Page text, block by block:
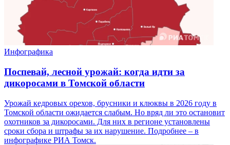
Инфографика
Поспевай, лесной урожай: когда идти за
дикоросами в Томской области
Урожай кедровых орехов, брусники и клюквы в 2026 году в
Томской области ожидается слабым. Но вряд ли это остановит
охотников за дикоросами. Для них в регионе установлены
сроки сбора и штрафы за их нарушение. Подробнее – в
инфографике РИА Томск.